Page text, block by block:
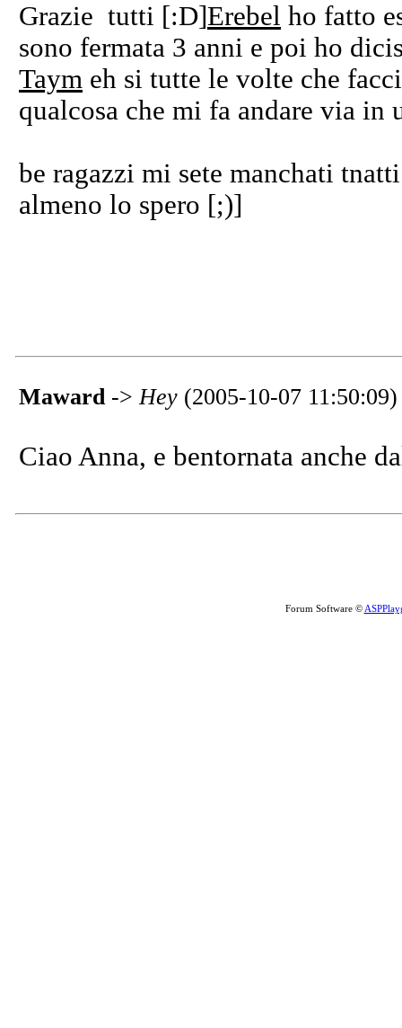
Grazie tutti [:D]Erebel ho fatto
sono fermata 3 anni e poi ho
Taym eh si tutte le volte che
qualcosa che mi fa andare via in
be ragazzi mi sete manchati
almeno lo spero [;)]
Maward->Hey (2005-10-07 11:50:09)
Ciao Anna, e bentornata anche
Forum Software ©